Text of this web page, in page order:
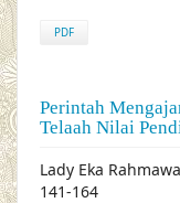
PDF
Perintah
Telaah Nilai
Lady Eka
141-164